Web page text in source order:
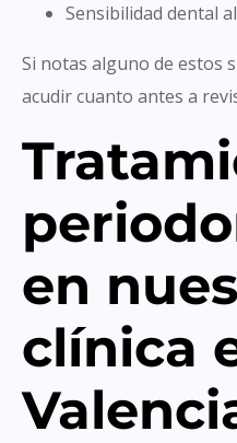
Sensibilidad dental
Si notas alguno de estos
acudir cuanto antes a
en
clínica